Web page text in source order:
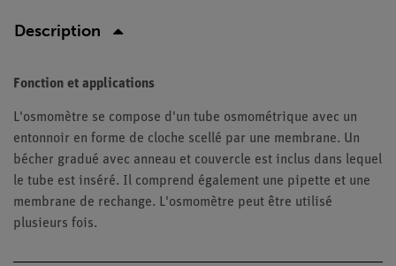
Description
Fonction et applications
L'osmomètre se compose d'un tube osmométrique avec un
entonnoir en forme de cloche scellé par une membrane. Un
bécher gradué avec anneau et couvercle est inclus dans lequel
le tube est inséré. Il comprend également une pipette et une
membrane de rechange. L'osmomètre peut être utilisé
plusieurs fois.